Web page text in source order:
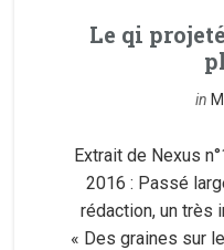
Le qi
in
Extrait de Nexus
2016 : Passé
rédaction, un très
« Des graines sur